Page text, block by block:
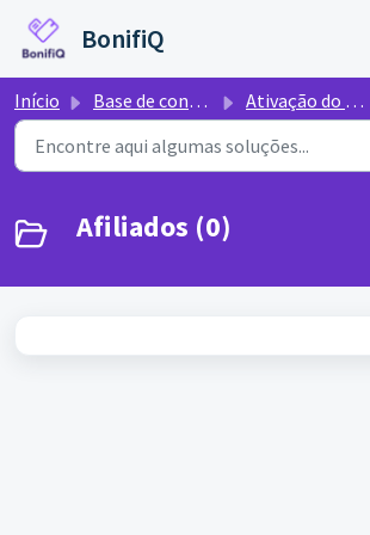
BonifiQ
Início Base de conhecimento Ativação do Programa de Fidelidade
Afiliados (0)